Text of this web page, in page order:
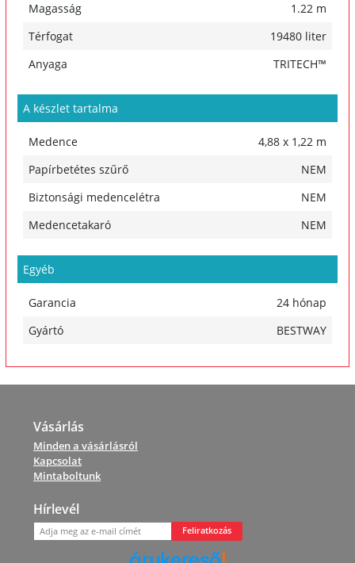
Magasság
1.22 m
Térfogat
19480 liter
Anyaga
TRITECH™
A készlet tartalma
Medence
4,88 x 1,22 m
Papírbetétes szűrő
NEM
Biztonsági medencelétra
NEM
Medencetakaró
NEM
Egyéb
Garancia
24 hónap
Gyártó
BESTWAY
Vásárlás
Minden a vásárlásról
Kapcsolat
Mintaboltunk
Hírlevél
Feliratkozás